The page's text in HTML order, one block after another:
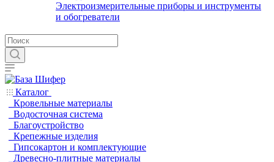
Электроизмерительные приборы и инструменты
и обогреватели
Каталог
Кровельные материалы
Водосточная система
Благоустройство
Крепежные изделия
Гипсокартон и комплектующие
Древесно-плитные материалы